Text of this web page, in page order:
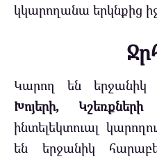
կկարողանա երկնքից
Կարող են երջանիկ
Խոյերի, Կշեռքների
ինտելեկտուալ
են երջանիկ